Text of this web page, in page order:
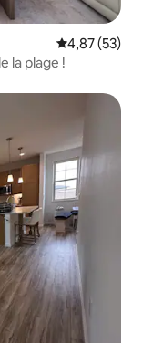
Évaluation
4,87 (53)
la plage !